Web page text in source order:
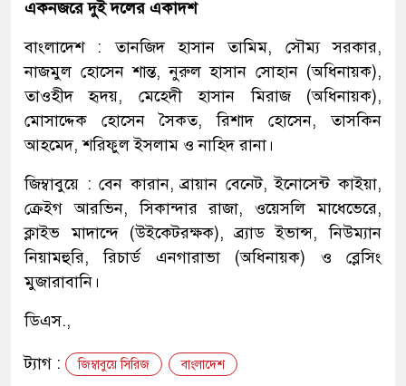
একনজরে দুই দলের একাদশ
বাংলাদেশ : তানজিদ হাসান তামিম, সৌম্য সরকার,
নাজমুল হোসেন শান্ত, নুরুল হাসান সোহান (অধিনায়ক),
তাওহীদ হৃদয়, মেহেদী হাসান মিরাজ (অধিনায়ক),
মোসাদ্দেক হোসেন সৈকত, রিশাদ হোসেন, তাসকিন
আহমেদ, শরিফুল ইসলাম ও নাহিদ রানা।
জিম্বাবুয়ে : বেন কারান, ব্রায়ান বেনেট, ইনোসেন্ট কাইয়া,
ক্রেইগ আরভিন, সিকান্দার রাজা, ওয়েসলি মাধেভেরে,
ক্লাইভ মাদান্দে (উইকেটরক্ষক), ব্র্যাড ইভান্স, নিউম্যান
নিয়ামহুরি, রিচার্ড এনগারাভা (অধিনায়ক) ও ব্লেসিং
মুজারাবানি।
ডিএস.,
ট্যাগ : জিম্বাবুয়ে সিরিজ বাংলাদেশ